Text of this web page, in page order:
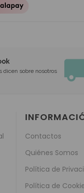
dicen sobre nosotros
Contactos
Quiénes Somos
Política de
Política de